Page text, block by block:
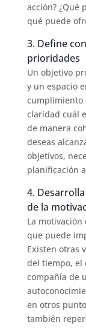
acción? ¿Qué
qué puede
3. Define
prioridades
Un objetivo
y un espacio
cumplimiento
claridad cuál
de manera
deseas
objetivos,
planificación
4.
de la
La
que puede
Existen otras
del tiempo, el
compañía de
en otros
también